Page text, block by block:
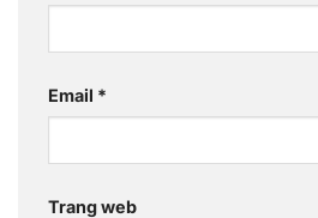
Email *
Trang web